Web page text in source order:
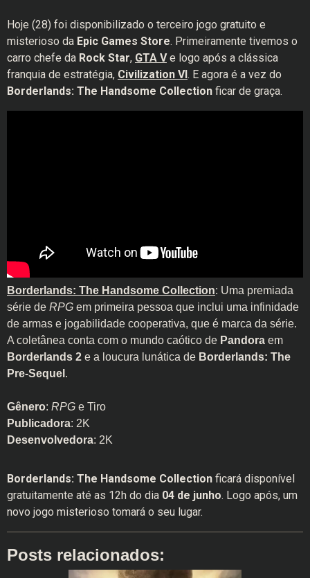
Hoje (28) foi disponibilizado o terceiro jogo gratuito e
misterioso da Epic Games Store. Primeiramente tivemos o
carro chefe da Rock Star, GTA Ve logo após a clássica
franquia de estratégia, Civilization VI. E agora é a vez do
Borderlands: The Handsome Collection ficar de graça.
Borderlands: The Handsome Collection: Uma premiada
série de RPG em primeira pessoa que inclui uma infinidade
de armas e jogabilidade cooperativa, que é marca da série.
A coletânea conta com o mundo caótico de Pandora em
Borderlands 2 e a loucura lunática de Borderlands: The
Pre-Sequel .
Gênero: RPG e Tiro
Publicadora: 2K
Desenvolvedora: 2K
Borderlands: The Handsome Collection ficará disponível
gratuitamente até as 12h do dia 04 de junho. Logo após, um
novo jogo misterioso tomará o seu lugar.
Posts relacionados: